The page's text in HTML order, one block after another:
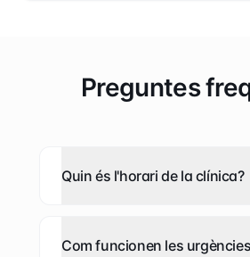
Preguntes
Quin és l'horari de la clínica?
Com funcionen les urgències